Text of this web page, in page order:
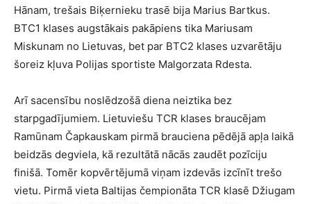
Hānam, trešais Biķernieku trasē bija Marius Bartkus.
BTC1 klases augstākais pakāpiens tika Mariusam
Miskunam no Lietuvas, bet par BTC2 klases uzvarētāju
šoreiz kļuva Polijas sportiste Malgorzata Rdesta.
Arī sacensību noslēdzošā diena neiztika bez
starpgadījumiem. Lietuviešu TCR klases braucējam
Ramūnam Čapkauskam pirmā brauciena pēdējā apļa laikā
beidzās degviela, kā rezultātā nācās zaudēt pozīciju
finišā. Tomēr kopvērtējumā viņam izdevās izcīnīt trešo
vietu. Pirmā vieta Baltijas čempionāta TCR klasē Džiugam